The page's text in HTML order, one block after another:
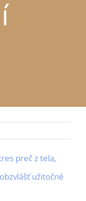
preč z tela,
užitočné